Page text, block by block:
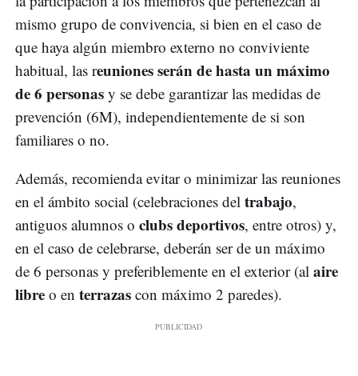
mismo grupo de convivencia, si bien en el caso de
que haya algún miembro externo no conviviente
habitual, las reuniones serán de hasta un máximo
de 6 personas y se debe garantizar las medidas de
prevención (6M), independientemente de si son
familiares o no.
Además, recomienda evitar o minimizar las reuniones
en el ámbito social (celebraciones del trabajo,
antiguos alumnos o clubs deportivos, entre otros) y,
en el caso de celebrarse, deberán ser de un máximo
de 6 personas y preferiblemente en el exterior (al aire
libre o en terrazas con máximo 2 paredes).